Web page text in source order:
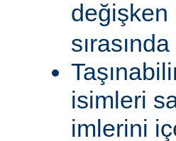
değişken
isimleri
imlerini